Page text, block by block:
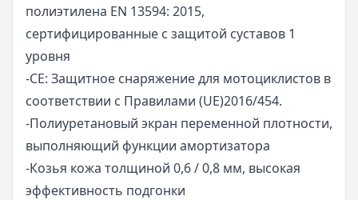
полиэтилена EN 13594: 2015,
сертифицированные с защитой суставов 1
уровня
-CE: Защитное снаряжение для мотоциклистов в
соответствии с Правилами (UE)2016/454.
-Полиуретановый экран переменной плотности,
выполняющий функции амортизатора
-Козья кожа толщиной 0,6 / 0,8 мм, высокая
эффективность подгонки